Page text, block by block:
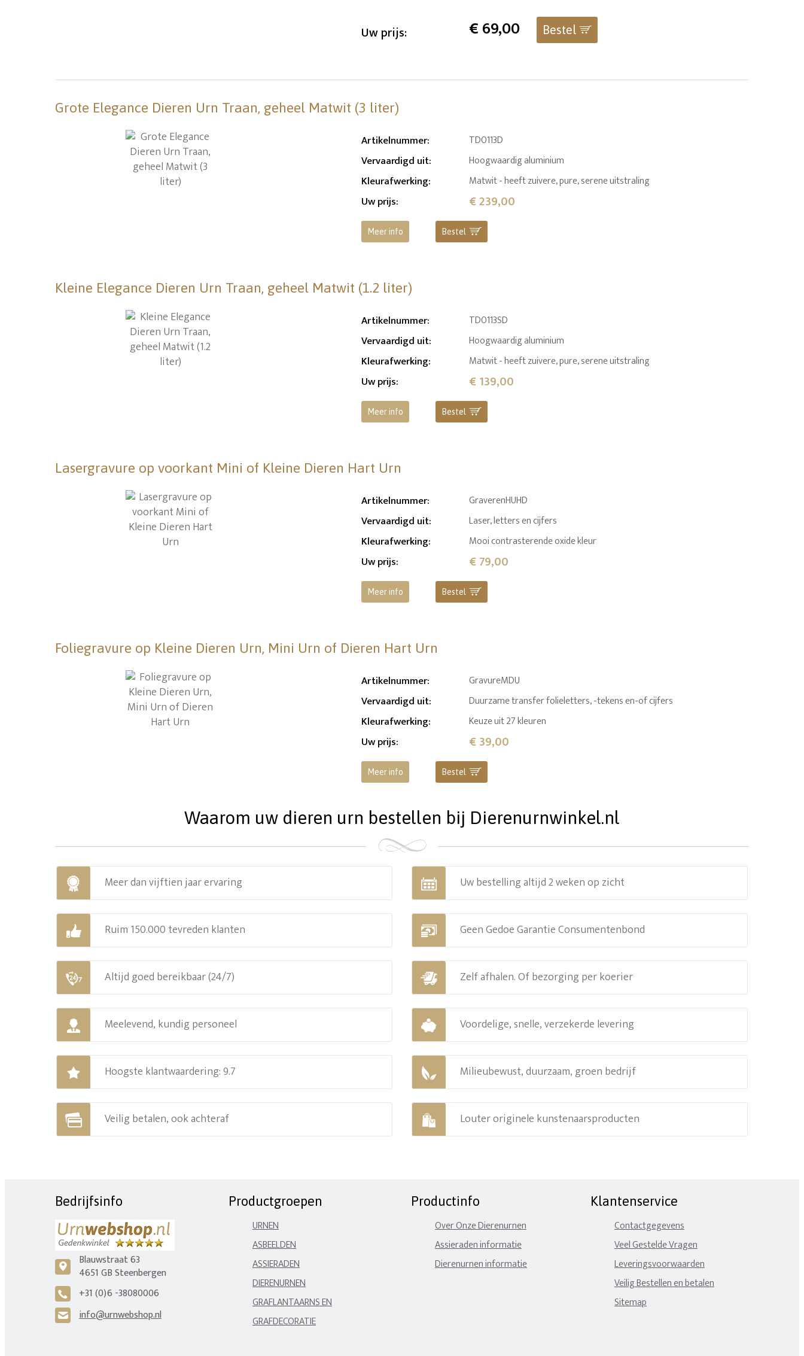
Uw prijs: €69,00 Bestel
Grote Elegance Dieren Urn Traan, geheel Matwit (3 liter)
Artikelnummer: TD0113D
Vervaardigd uit: Hoogwaardig aluminium
Kleurafwerking: Matwit - heeft zuivere, pure, serene uitstraling
Uw prijs: € 239,00
Meer info Bestel
Kleine Elegance Dieren Urn Traan, geheel Matwit (1.2 liter)
Artikelnummer: TD0113SD
Vervaardigd uit: Hoogwaardig aluminium
Kleurafwerking: Matwit - heeft zuivere, pure, serene uitstraling
Uw prijs: € 139,00
Meer info Bestel
Lasergravure op voorkant Mini of Kleine Dieren Hart Urn
Artikelnummer: GraverenHUHD
Vervaardigd uit: Laser, letters en cijfers
Kleurafwerking: Mooi contrasterende oxide kleur
Uw prijs: € 79,00
Meer info Bestel
Foliegravure op Kleine Dieren Urn, Mini Urn of Dieren Hart Urn
Artikelnummer: GravureMDU
Vervaardigd uit: Duurzame transfer folieletters, -tekens en-of cijfers
Kleurafwerking: Keuze uit 27 kleuren
Uw prijs: € 39,00
Meer info Bestel
Waarom uw dieren urn bestellen bij Dierenurnwinkel.nl
Meer dan vijftien jaar ervaring Uw bestelling altijd 2 weken op zicht
Ruim 150.000 tevreden klanten Geen Gedoe Garantie Consumentenbond
Altijd goed bereikbaar (24/7) Zelf afhalen. Of bezorging per koerier
Meelevend, kundig personeel Voordelige, snelle, verzekerde levering
Hoogste klantwaardering: 9.7 Milieubewust, duurzaam, groen bedrijf
Veilig betalen, ook achteraf Louter originele kunstenaarsproducten
Bedrijfsinfo
c
Blauwstraat 63
4651 GB Steenbergen
A +31 (0)6 -38080006
H info@urnwebshop.nl
Productgroepen
URNEN
ASBEELDEN
ASSIERADEN
DIERENURNEN
GRAFLANTAARNS EN
GRAFDECORATIE
Productinfo
Over Onze Dierenurnen
Assieraden informatie
Dierenurnen informatie
Klantenservice
Contactgegevens
Veel Gestelde Vragen
Leveringsvoorwaarden
Veilig Bestellen en betalen
Sitemap